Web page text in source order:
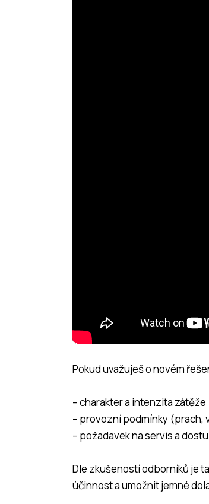
Pokud uvažuješ o novém
– charakter a intenzita
– provozní podmínky (prach,
– požadavek na servis a
Dle zkušeností odborníků je
účinnost a umožnit jemné